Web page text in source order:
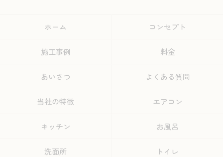
ホーム コンセプト
施工事例 料金
あいさつ よくある質問
当社の特徴 エアコン
キッチン お風呂
洗面所 トイレ